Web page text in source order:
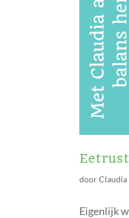
doorClaudia
Eigenlijk